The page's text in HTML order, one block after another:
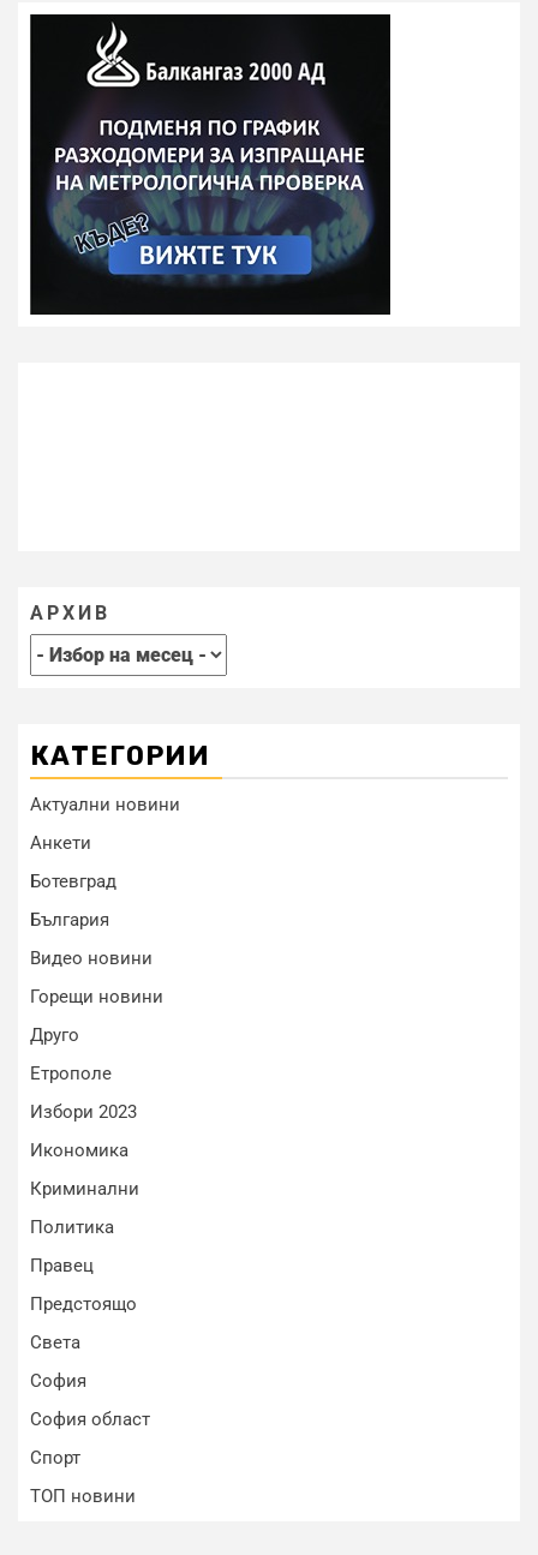
АРХИВ
КАТЕГОРИИ
Актуални новини
Анкети
Ботевград
България
Видео новини
Горещи новини
Друго
Етрополе
Избори 2023
Икономика
Криминални
Политика
Правец
Предстоящо
Света
София
София област
Спорт
ТОП новини